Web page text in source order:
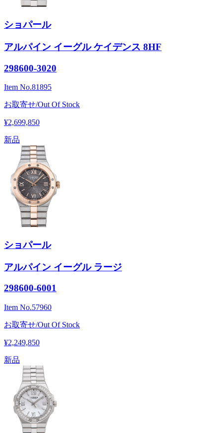
ショパール
アルパイン イーグル ケイデンス 8HF
298600-3020
Item No.81895
お取寄せ/Out Of Stock
¥2,699,850
新品
ショパール
アルパイン イーグル ラージ
298600-6001
Item No.57960
お取寄せ/Out Of Stock
¥2,249,850
新品